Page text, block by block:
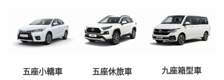
五座小轎車
五座休旅車
九座箱型車